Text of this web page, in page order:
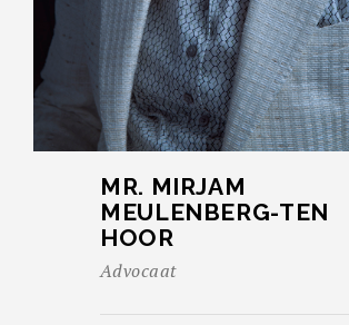
MR. MIRJAM
MEULENBERG-TEN
HOOR
Advocaat